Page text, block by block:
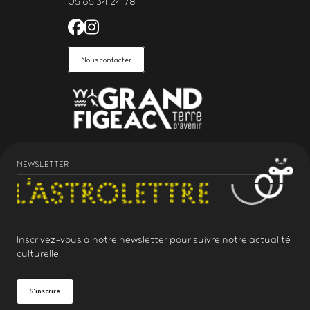
05 65 34 24 78
Facebook de l'Astrolabe Grand
Instagram de l'Astrolabe Grand
Nous contacter
NEWSLETTER
Inscrivez-vous à notre newsletter pour suivre notre actualité
culturelle.
S'inscrire